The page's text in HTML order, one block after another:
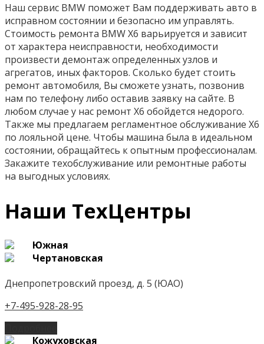
Наш сервис BMW поможет Вам поддерживать авто в
исправном состоянии и безопасно им управлять.
Стоимость ремонта BMW X6 варьируется и зависит
от характера неисправности, необходимости
произвести демонтаж определенных узлов и
агрегатов, иных факторов. Сколько будет стоить
ремонт автомобиля, Вы сможете узнать, позвонив
нам по телефону либо оставив заявку на сайте. В
любом случае у нас ремонт X6 обойдется недорого.
Также мы предлагаем регламентное обслуживание Х6
по лояльной цене. Чтобы машина была в идеальном
состоянии, обращайтесь к опытным профессионалам.
Закажите техобслуживание или ремонтные работы
на выгодных условиях.
Наши ТехЦентры
Южная
Чертановская
Днепропетровский проезд, д. 5 (ЮАО)
+7-495-928-28-95
Кожуховская